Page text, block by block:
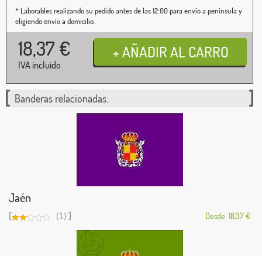
* Laborables realizando su pedido antes de las 12:00 para envío a península y
eligiendo envío a domicilio.
18,37 €
IVA incluido
Banderas relacionadas:
Jaén
[ (1) ] Desde: 18,37 €